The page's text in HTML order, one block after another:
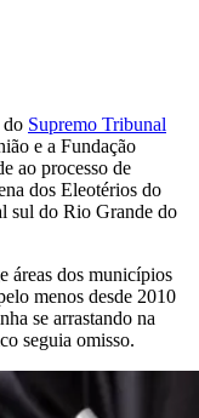
do Supremo Tribunal
e a Fundação
ao processo de
dos Eleotérios do
sul do Rio Grande do
áreas dos municípios
menos desde 2010
se arrastando na
seguia omisso.